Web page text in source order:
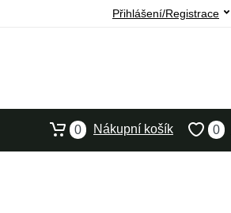
Přihlášení/Registrace
0
0 Nákupní košík